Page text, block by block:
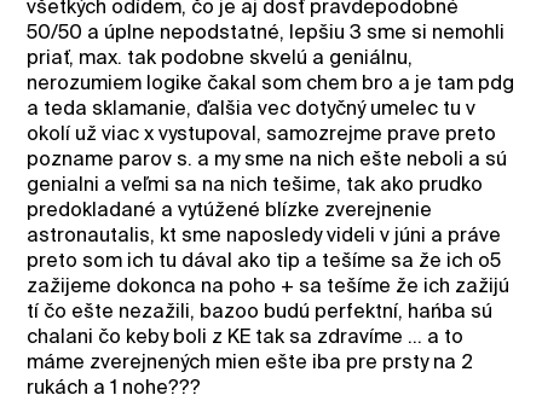
všetkých odídem, čo je aj dosť pravdepodobné
50/50 a úplne nepodstatné, lepšiu 3 sme si nemohli
priať, max. tak podobne skvelú a geniálnu,
nerozumiem logike čakal som chem bro a je tam pdg
a teda sklamanie, ďalšia vec dotyčný umelec tu v
okolí už viac x vystupoval, samozrejme prave preto
pozname parov s. a my sme na nich ešte neboli a sú
genialni a veľmi sa na nich tešime, tak ako prudko
predokladané a vytúžené blízke zverejnenie
astronautalis, kt sme naposledy videli v júni a práve
preto som ich tu dával ako tip a tešíme sa že ich o5
zažijeme dokonca na poho + sa tešíme že ich zažijú
tí čo ešte nezažili, bazoo budú perfektní, hańba sú
chalani čo keby boli z KE tak sa zdravíme ... a to
máme zverejnených mien ešte iba pre prsty na 2
rukách a 1 nohe???